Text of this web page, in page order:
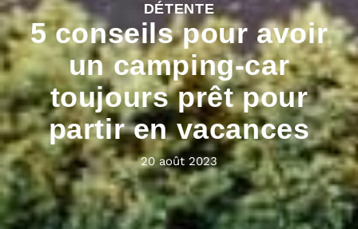
DÉTENTE
5 conseils pour avoir
un camping-car
toujours prêt pour
partir en vacances
20 août 2023